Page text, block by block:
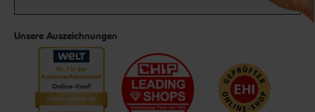
Unsere Auszeichnungen